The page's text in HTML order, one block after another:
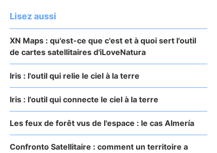
Lisez aussi
XN Maps : qu'est-ce que c'est et à quoi sert l'outil
de cartes satellitaires d'iLoveNatura
Iris : l'outil qui relie le ciel à la terre
Iris : l'outil qui connecte le ciel à la terre
Les feux de forêt vus de l'espace : le cas Almería
Confronto Satellitaire : comment un territoire a